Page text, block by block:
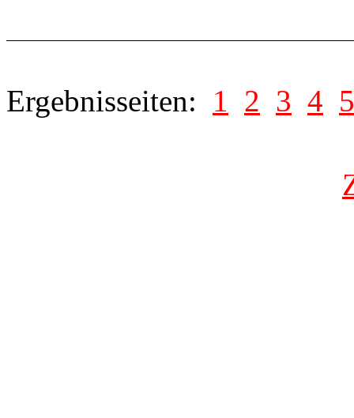
Ergebnisseiten: 1 2 3 4 5